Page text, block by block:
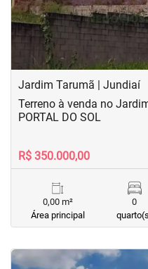
Jardim Tarumã | Jundiaí
Terreno à venda no
PORTAL DO SOL
R$ 350.000,00
0,00 m²
Área principal
0
<<<<